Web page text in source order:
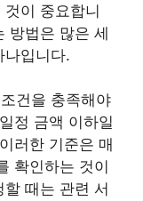
이 중요합니
방법은 많은 세
나입니다.
건을 충족해야
정 금액 이하일
러한 기준은 매
확인하는 것이
때는 관련 서